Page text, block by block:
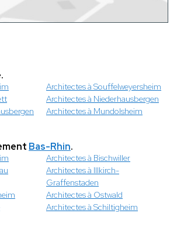
Architectes à Souffelweyersheim
Architectes à Niederhausbergen
Architectes à Mundolsheim
Bas-Rhin.
Architectes à Bischwiller
Architectes à Illkirch-
Graffenstaden
Architectes à Ostwald
Architectes à Schiltigheim